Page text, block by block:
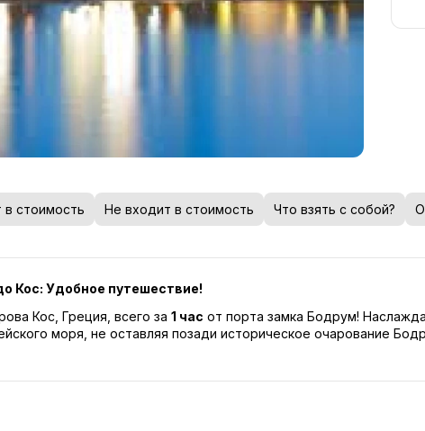
в стоимость Не входит в стоимость Что взять с собой?
Кос: Удобное путешествие!
Кос, Греция, всего за 1 час от порта замка Бодрум!
моря, не оставляя позади историческое очарование